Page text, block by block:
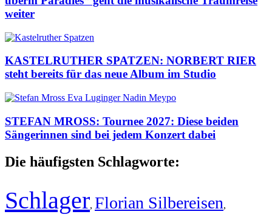
weiter
KASTELRUTHER SPATZEN: NORBERT RIER
steht bereits für das neue Album im Studio
STEFAN MROSS: Tournee 2027: Diese beiden
Sängerinnen sind bei jedem Konzert dabei
Die häufigsten Schlagworte:
Schlager, Florian Silbereisen,